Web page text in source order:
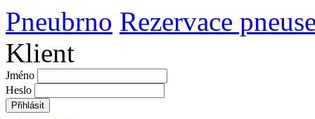
Pneubrno Rezervace
Klient
Jméno
Heslo
Přihlásit